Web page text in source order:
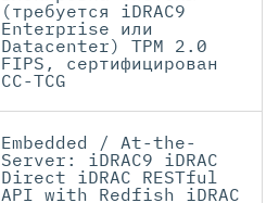
(требуется iDRAC9
Enterprise или
Datacenter) TPM 2.0
FIPS, сертифицирован
CC-TCG
Embedded / At-the-
Server: iDRAC9 iDRAC
Direct iDRAC RESTful
API with Redfish iDRAC